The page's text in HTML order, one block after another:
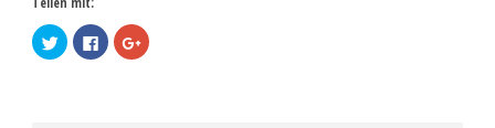
Klick,
um
über
Klick,
um
Zum
Teilen